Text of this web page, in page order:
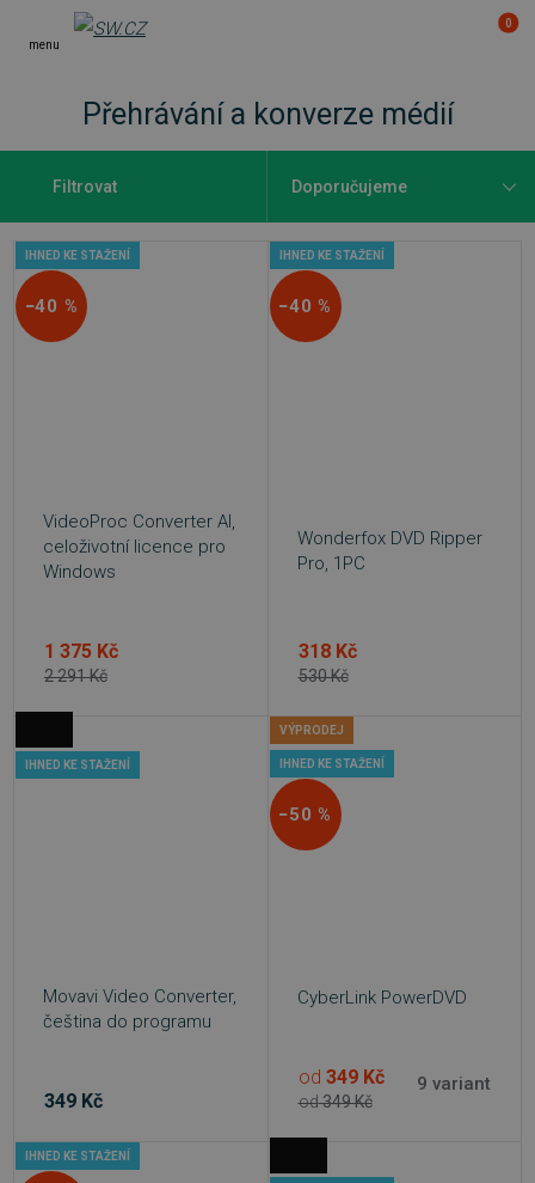
menu
0
Přehrávání a konverze médií
Filtrovat
IHNED KE STAŽENÍ
−40 %
VideoProc Converter AI,
celoživotní licence pro
Windows
2 291 Kč
1 375 Kč
IHNED KE STAŽENÍ
−40 %
Wonderfox DVD Ripper
Pro, 1PC
530 Kč
318 Kč
IHNED KE STAŽENÍ
Movavi Video Converter,
čeština do programu
349 Kč
VÝPRODEJ
IHNED KE STAŽENÍ
−50 %
CyberLink PowerDVD
od349 Kč
od 349 Kč 9 variant
IHNED KE STAŽENÍ